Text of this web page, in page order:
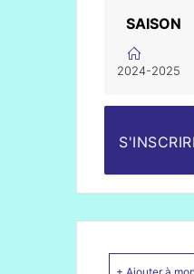
SAISON
2024-2025